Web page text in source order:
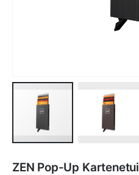
der
Bildgalerie
ZEN Pop-Up Kartenetui